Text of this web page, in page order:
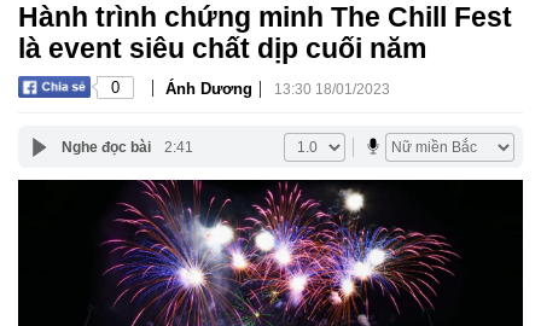
Hành trình chứng minh The Chill Fest
là event siêu chất dịp cuối năm
0 | Ánh Dương | 13:30 18/01/2023
Nghe đọc bài 2:41